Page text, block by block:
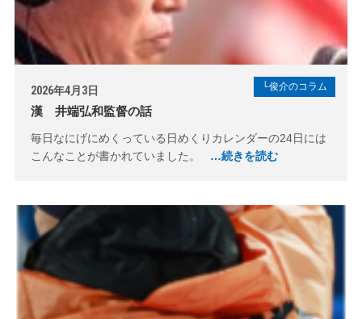
└俊介のコラム
2026年4月3日
漢 井端弘和監督の話
毎日なにげにめくっている日めくりカレンダーの24日には
こんなことが書かれていました。 …続きを読む